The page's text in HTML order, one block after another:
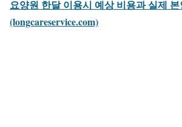
요양원 한달 이용시 예상 비용과 실제
(longcareservice.com)